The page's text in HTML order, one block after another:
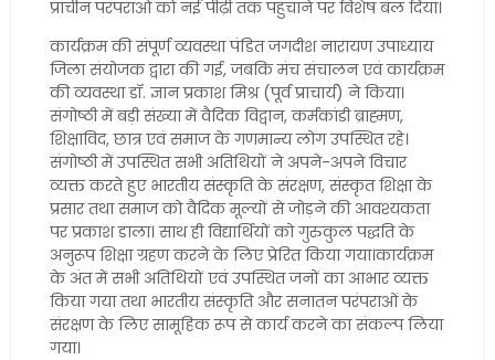
प्राचीन परंपराओं को नई पीढ़ी तक पहुंचाने पर विशेष बल दिया।
कार्यक्रम की संपूर्ण व्यवस्था पंडित जगदीश नारायण उपाध्याय
जिला संयोजक द्वारा की गई, जबकि मंच संचालन एवं कार्यक्रम
की व्यवस्था डॉ. ज्ञान प्रकाश मिश्र (पूर्व प्राचार्य) ने किया।
संगोष्ठी में बड़ी संख्या में वैदिक विद्वान, कर्मकांडी ब्राह्मण,
शिक्षाविद, छात्र एवं समाज के गणमान्य लोग उपस्थित रहे।
संगोष्ठी में उपस्थित सभी अतिथियों ने अपने-अपने विचार
व्यक्त करते हुए भारतीय संस्कृति के संरक्षण, संस्कृत शिक्षा के
प्रसार तथा समाज को वैदिक मूल्यों से जोड़ने की आवश्यकता
पर प्रकाश डाला। साथ ही विद्यार्थियों को गुरुकुल पद्धति के
अनुरूप शिक्षा ग्रहण करने के लिए प्रेरित किया गया।कार्यक्रम
के अंत में सभी अतिथियों एवं उपस्थित जनों का आभार व्यक्त
किया गया तथा भारतीय संस्कृति और सनातन परंपराओं के
संरक्षण के लिए सामूहिक रूप से कार्य करने का संकल्प लिया
गया।